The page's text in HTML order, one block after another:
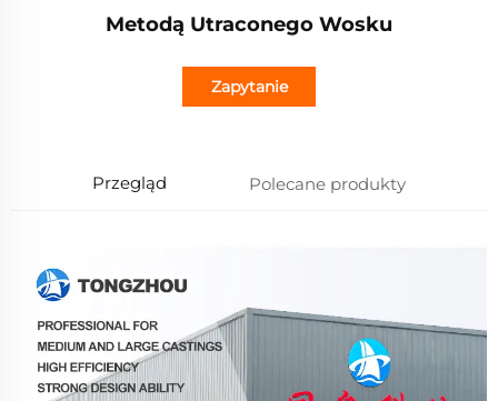
Metodą Utraconego Wosku
Zapytanie
Przegląd Polecane produkty